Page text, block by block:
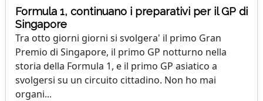
Formula 1, continuano i preparativi per il GP di
Singapore
Tra otto giorni giorni si svolgera' il primo Gran
Premio di Singapore, il primo GP notturno nella
storia della Formula 1, e il primo GP asiatico a
svolgersi su un circuito cittadino. Non ho mai
organi...